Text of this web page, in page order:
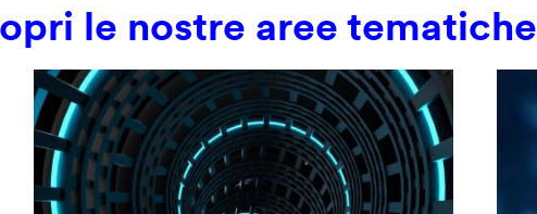
le nostre aree tematiche